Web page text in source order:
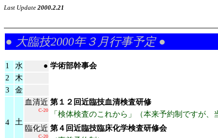
Last Update 2000.2.21
● 大臨技2000年３月行事予定●
1 水 ● 学術部幹事会
2
木
3
金
4 土
血清近
C-20
第１２回近臨技血清検査研修
「検体検査のこれから」（本来予約制ですが
臨化近
C-20
第４回近臨技臨床化学検査研修会